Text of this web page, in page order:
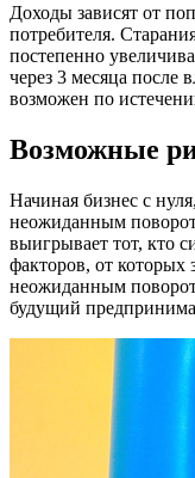
Доходы зависят от
потребителя.
постепенно
через 3 месяца после
возможен по
Возможные
Начиная бизнес с
неожиданным
выигрывает тот, кто
факторов, от которых
неожиданным
будущий